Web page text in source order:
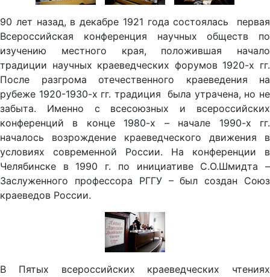
90 лет назад, в декабре 1921 года состоялась первая
Всероссийская конференция научных обществ по
изучению местного края, положившая начало
традиции научных краеведческих форумов 1920-х гг.
После разгрома отечественного краеведения на
рубеже 1920-1930-х гг. традиция была утрачена, но не
забыта. Именно с всесоюзных и всероссийских
конференций в конце 1980-х – начале 1990-х гг.
началось возрождение краеведческого движения в
условиях современной России. На конференции в
Челябинске в 1990 г. по инициативе С.О.Шмидта –
Заслуженного профессора РГГУ – был создан Союз
краеведов России.
В Пятых всероссийских краеведческих чтениях